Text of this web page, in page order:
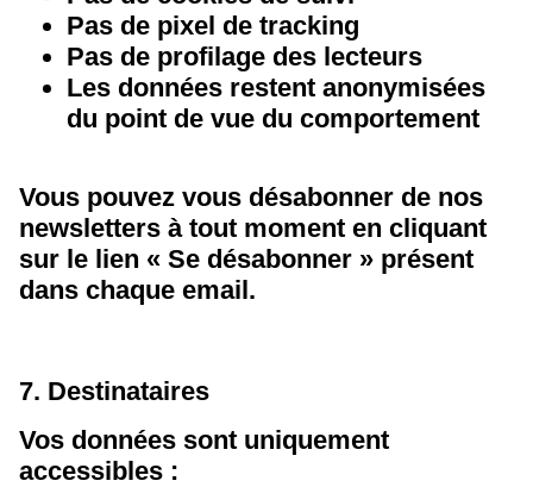
Pas de pixel de tracking
Pas de profilage des lecteurs
Les données restent anonymisées
du point de vue du comportement
Vous pouvez vous désabonner de nos
newsletters à tout moment en cliquant
sur le lien « Se désabonner » présent
dans chaque email.
7. Destinataires
Vos données sont uniquement
accessibles :